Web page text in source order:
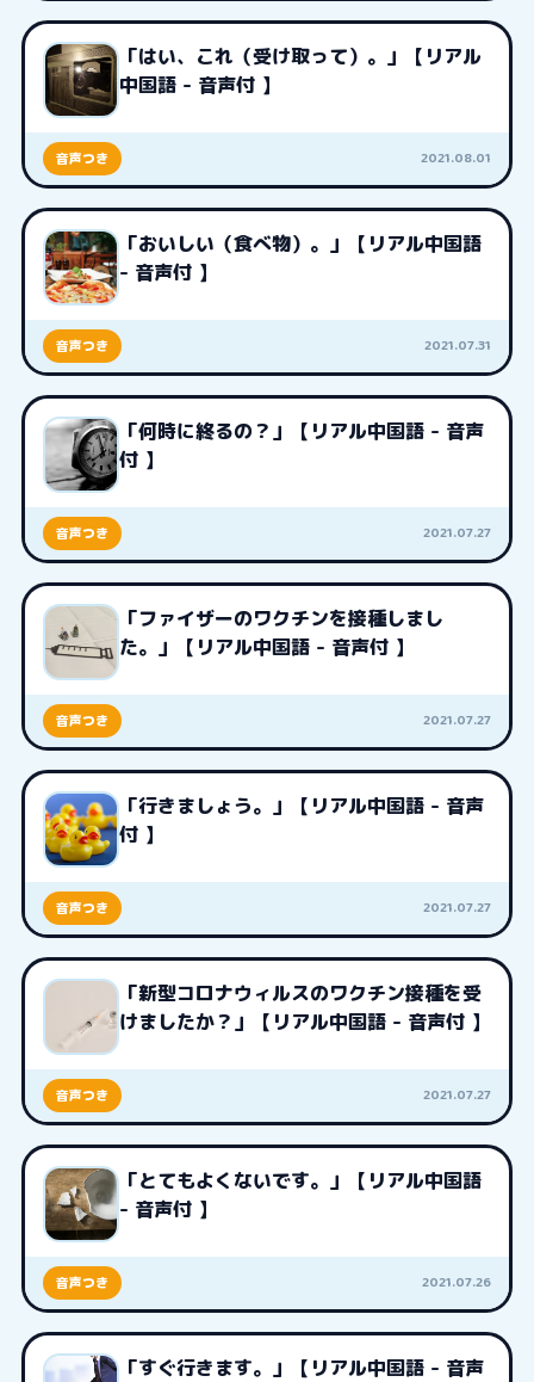
「はい、これ（受け取って）。」【リアル
中国語 - 音声付 】
音声つき 2021.08.01
「おいしい（食べ物）。」【リアル中国語
- 音声付 】
音声つき 2021.07.31
「何時に終るの？」【リアル中国語 - 音声
付 】
音声つき 2021.07.27
「ファイザーのワクチンを接種しまし
た。」【リアル中国語 - 音声付 】
音声つき 2021.07.27
「行きましょう。」【リアル中国語 - 音声
付 】
音声つき 2021.07.27
「新型コロナウィルスのワクチン接種を受
けましたか？」【リアル中国語 - 音声付 】
音声つき 2021.07.27
「とてもよくないです。」【リアル中国語
- 音声付 】
音声つき 2021.07.26
「すぐ行きます。」【リアル中国語 - 音声